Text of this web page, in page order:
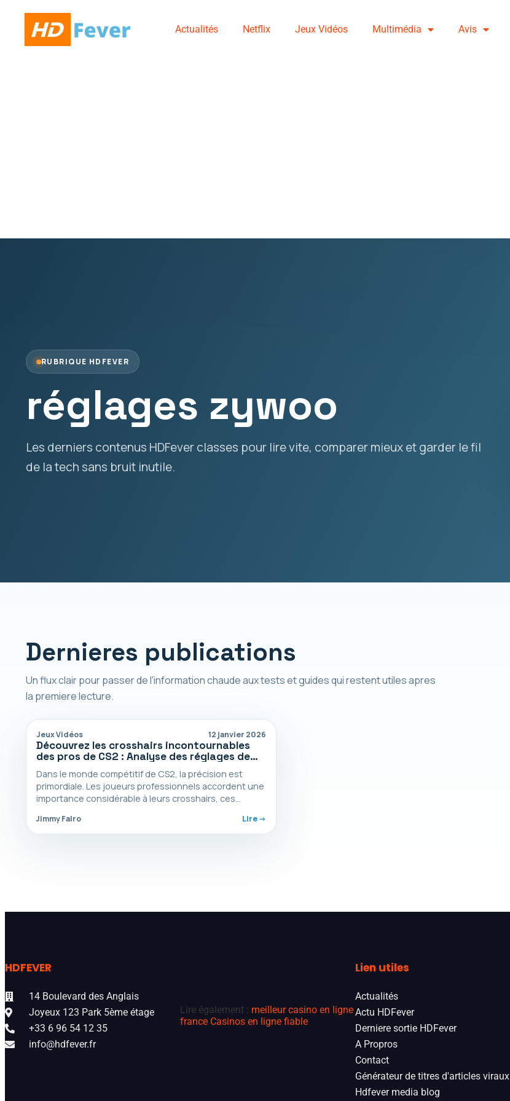
Actualités Netflix Jeux Vidéos Multimédia Avis
RUBRIQUE HDFEVER
réglages zywoo
Les derniers contenus HDFever classes pour lire vite, comparer mieux et garder le fil
de la tech sans bruit inutile.
Dernieres publications
Un flux clair pour passer de l'information chaude aux tests et guides qui restent utiles apres
la premiere lecture.
Jeux Vidéos 12 janvier 2026
Découvrez les crosshairs incontournables
des pros de CS2 : Analyse des réglages de
ZywOo, s1mple et NiKo
Dans le monde compétitif de CS2, la précision est
primordiale. Les joueurs professionnels accordent une
importance considérable à leurs crosshairs, ces
Jimmy Falro Lire ->
HDFEVER
14 Boulevard des Anglais
Joyeux 123 Park 5ème étage
+33 6 96 54 12 35
info@hdfever.fr
Lire également : meilleur casino en ligne
france Casinos en ligne fiable
Lien utiles
Actualités
Actu HDFever
Derniere sortie HDFever
A Propros
Contact
Générateur de titres d'articles viraux
Hdfever media blog